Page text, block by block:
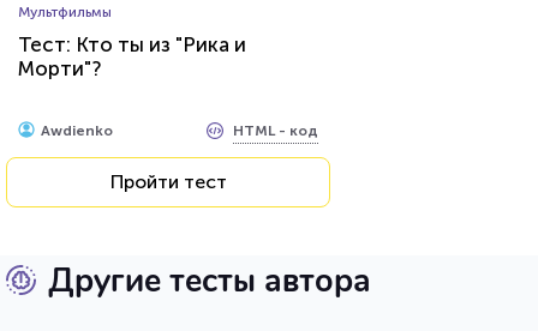
Мультфильмы
Тест: Кто ты из "Рика и
Морти"?
Awdienko HTML - код
Пройти тест
Другие тесты автора